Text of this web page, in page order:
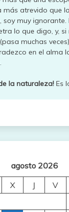
más atrevido que
soy muy
lo que digo, y, si
muchas
en el alma
la naturaleza!Es
agosto 2026
X J V